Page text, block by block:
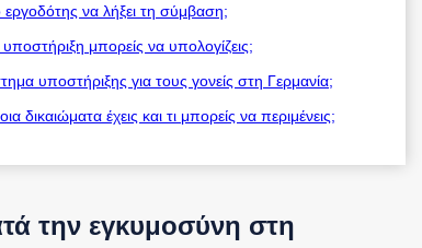
να λήξει τη σύμβαση;
μπορείς να υπολογίζεις;
υποστήριξης για τους γονείς στη Γερμανία;
έχεις και τι μπορείς να περιμένεις;
την εγκυμοσύνη στη